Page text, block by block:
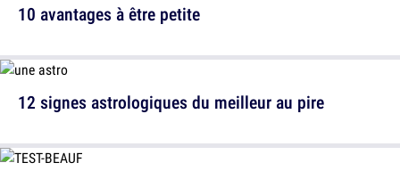
10 avantages à être petite
12 signes astrologiques du meilleur au pire